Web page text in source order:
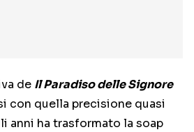
de Il Paradiso delle Signore
con quella precisione quasi
anni ha trasformato la soap